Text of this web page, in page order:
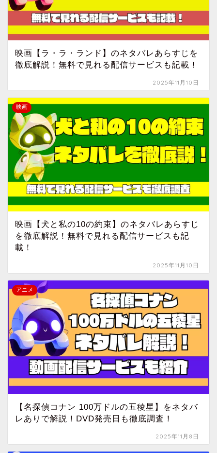
映画【ラ・ラ・ランド】のネタバレあらすじを
徹底解説！無料で見れる配信サービスも記載！
2025年11月10日
映画
映画【犬と私の10の約束】のネタバレあらすじ
を徹底解説！無料で見れる配信サービスも記
載！
2025年11月10日
アニメ
【名探偵コナン 100万ドルの五稜星】をネタバ
レありで解説！DVD発売日も徹底調査！
2025年11月8日